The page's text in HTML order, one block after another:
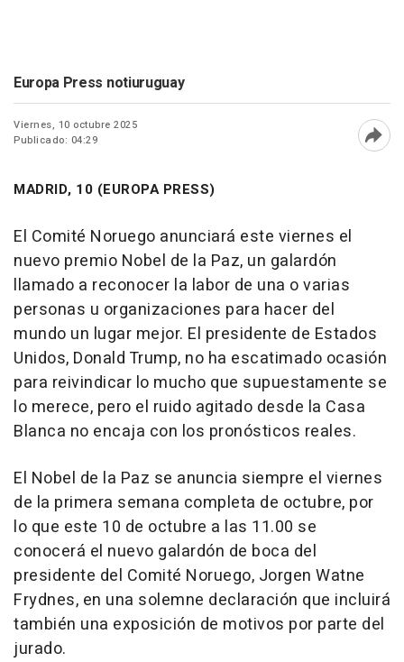
Europa Press notiuruguay
Viernes, 10 octubre 2025
Publicado: 04:29
MADRID, 10 (EUROPA PRESS)
El Comité Noruego anunciará este viernes el
nuevo premio Nobel de la Paz, un galardón
llamado a reconocer la labor de una o varias
personas u organizaciones para hacer del
mundo un lugar mejor. El presidente de Estados
Unidos, Donald Trump, no ha escatimado ocasión
para reivindicar lo mucho que supuestamente se
lo merece, pero el ruido agitado desde la Casa
Blanca no encaja con los pronósticos reales.
El Nobel de la Paz se anuncia siempre el viernes
de la primera semana completa de octubre, por
lo que este 10 de octubre a las 11.00 se
conocerá el nuevo galardón de boca del
presidente del Comité Noruego, Jorgen Watne
Frydnes, en una solemne declaración que incluirá
también una exposición de motivos por parte del
jurado.